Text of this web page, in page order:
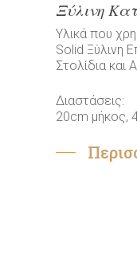
Ξύλινη
Υλικά που
Solid Ξύλινη
Στολίδια και
Διαστάσεις:
20cm μήκος,